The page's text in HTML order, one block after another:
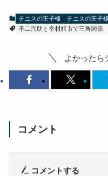
テニスの王子様
テニスの王子
不二周助と幸村精市で三角関係
よかったら
コメント
コメントする